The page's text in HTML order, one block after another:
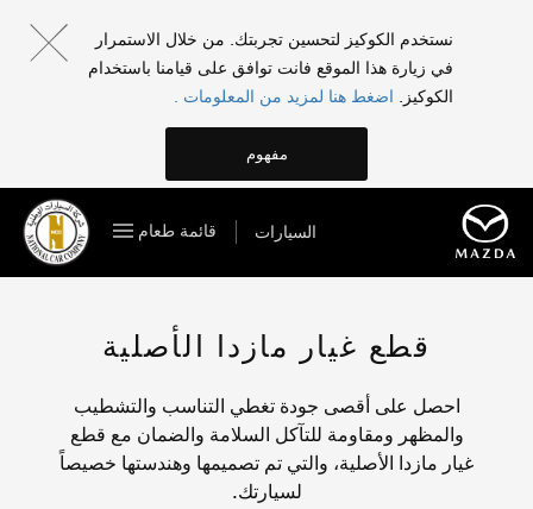
نستخدم الكوكيز لتحسين تجربتك. من خلال الاستمرار
في زيارة هذا الموقع فانت توافق على قيامنا باستخدام
الكوكيز.
اضغط هنا لمزيد من المعلومات .
مفهوم
السيارات قائمة طعام
قطع غيار مازدا الأصلية
احصل على أقصى جودة تغطي التناسب والتشطيب
والمظهر ومقاومة للتآكل السلامة والضمان مع قطع
غيار مازدا الأصلية، والتي تم تصميمها وهندستها خصيصاً
لسيارتك.